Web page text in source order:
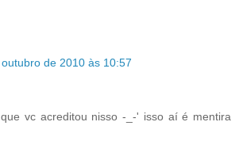
de 2010 às 10:57
vc acreditou nisso -_-' isso aí é mentira